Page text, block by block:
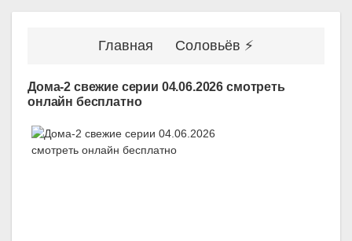
Главная Соловьёв ⚡
Дома-2 свежие серии 04.06.2026 смотреть
онлайн бесплатно